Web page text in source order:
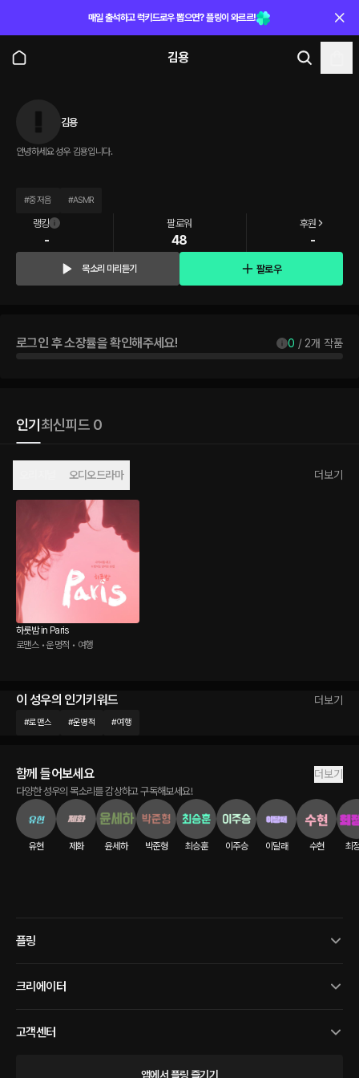
매일 출석하고 럭키드로우 뽑으면? 플링이 와르르!
김용
김용
안녕하세요 성우 김용입니다.
#중저음 #ASMR
랭킹
-
팔로워
48
후원
-
목소리 미리듣기 팔로우
로그인 후 소장률을 확인해주세요! 0 / 2개 작품
인기 최신피드 0
오디오드라마 더보기
하룻밤 in Paris
로맨스 • 운명적 • 여행
이 성우의 인기키워드 더보기
#로맨스 #운명적 #여행
함께 들어보세요 더보기
다양한 성우의 목소리를 감상하고 구독해보세요!
유현 제화 윤세하 박준형 최승훈 이주승 이달래 수현 최
플링
크리에이터
고객센터
앱에서 플링 즐기기